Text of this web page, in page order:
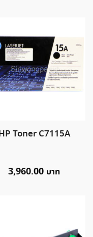
Toner C7115A
3,960.00